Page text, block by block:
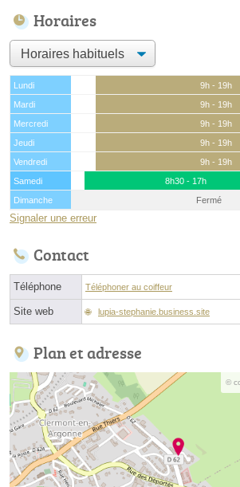
Horaires
Lundi
9h - 19h
Mardi
9h - 19h
Mercredi
9h - 19h
Jeudi
9h - 19h
Vendredi
9h - 19h
Samedi
8h30 - 17h
Dimanche
Fermé
Signaler une erreur
Contact
Téléphone Téléphoner au coiffeur
Site web lupia-stephanie.business.site
Plan et adresse
©